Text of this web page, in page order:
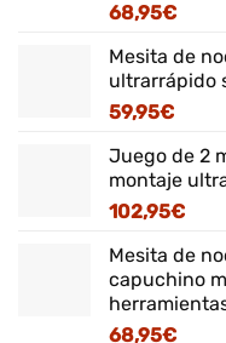
68,95€
Mesita de
ultrarrápido
59,95€
Juego de 2
montaje
102,95€
Mesita de
capuchino
68,95€